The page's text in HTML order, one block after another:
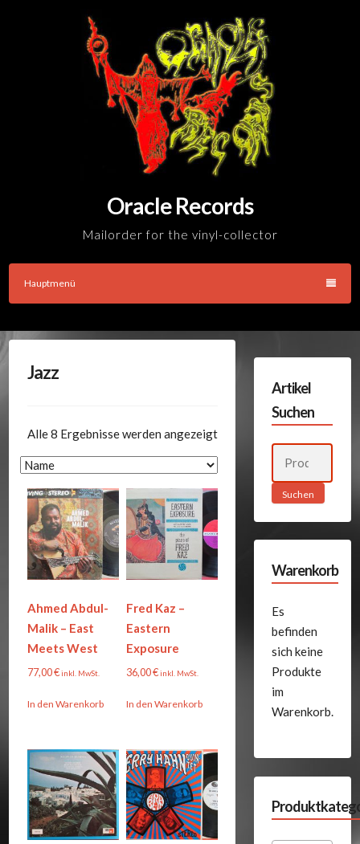
Oracle Records
Mailorder for the vinyl-collector
Hauptmenü
Jazz
Alle 8 Ergebnisse werden angezeigt
Ahmed Abdul-
Malik – East
Meets West
77,00€inkl. MwSt.
In den Warenkorb
Fred Kaz –
Eastern
Exposure
36,00€inkl. MwSt.
In den Warenkorb
Artikel
Suchen
Suchen
Warenkorb
Es
befinden
sich keine
Produkte
im
Warenkorb.